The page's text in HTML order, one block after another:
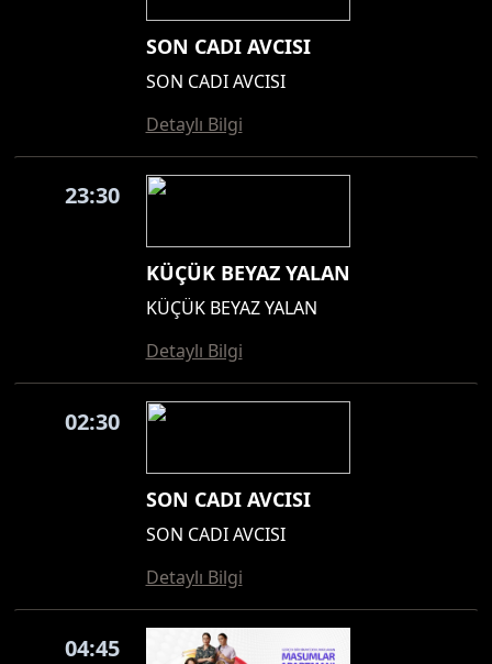
SON CADI AVCISI
SON CADI AVCISI
Detaylı Bilgi
23:30
KÜÇÜK BEYAZ YALAN
KÜÇÜK BEYAZ YALAN
Detaylı Bilgi
02:30
SON CADI AVCISI
SON CADI AVCISI
Detaylı Bilgi
04:45